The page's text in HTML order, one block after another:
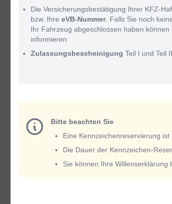
Die Versicherungsbestätigung Ihrer KFZ-
bzw. Ihre eVB-Nummer. Falls Sie noch
Ihr Fahrzeug abgeschlossen haben können
informieren
Zulassungsbescheinigung Teil I und Teil II
Bitte beachten Sie
Eine Kennzeichenreservierung
Die Dauer der Kennzeichen-
Sie können Ihre Willenserklärung